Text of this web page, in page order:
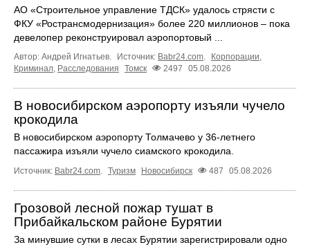
АО «Строительное управление ТДСК» удалось стрясти с
ФКУ «Ространсмодернизация» более 220 миллионов – пока
девелопер реконструировал аэропортовый ...
Автор: Андрей Игнатьев. Источник: Babr24.com. Корпорации,
Криминал, Расследования Томск 2497 05.08.2026
В новосибирском аэропорту изъяли чучело
крокодила
В новосибирском аэропорту Толмачево у 36-летнего
пассажира изъяли чучело сиамского крокодила.
Источник: Babr24.com. Туризм Новосибирск 487 05.08.2026
Грозовой лесной пожар тушат в
Прибайкальском районе Бурятии
За минувшие сутки в лесах Бурятии зарегистрировали одно